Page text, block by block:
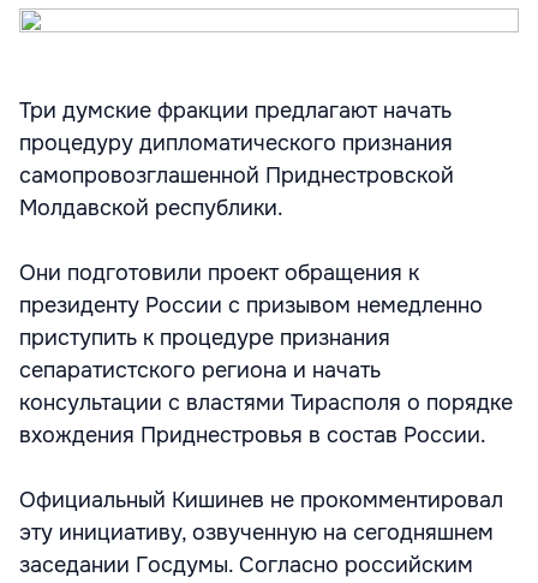
Три думские фракции предлагают начать
процедуру дипломатического признания
самопровозглашенной Приднестровской
Молдавской республики.
Они подготовили проект обращения к
президенту России с призывом немедленно
приступить к процедуре признания
сепаратистского региона и начать
консультации с властями Тирасполя о порядке
вхождения Приднестровья в состав России.
Официальный Кишинев не прокомментировал
эту инициативу, озвученную на сегодняшнем
заседании Госдумы. Согласно российским